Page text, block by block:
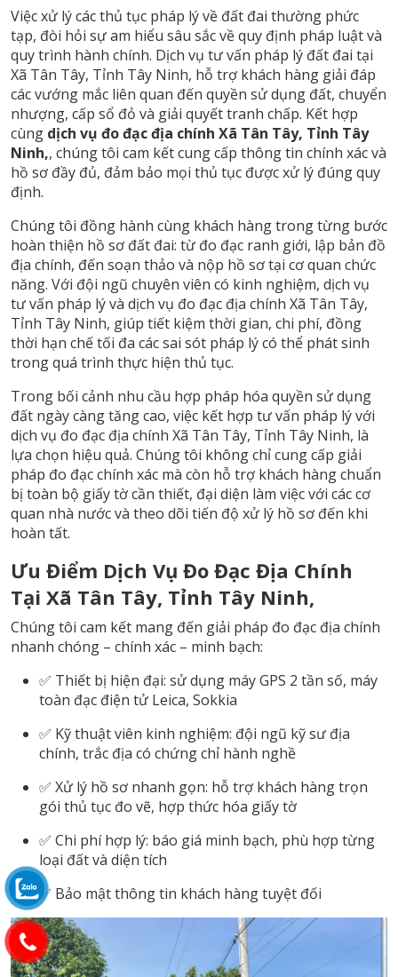
Việc xử lý các thủ tục pháp lý về đất đai thường phức
tạp, đòi hỏi sự am hiểu sâu sắc về quy định pháp luật và
quy trình hành chính. Dịch vụ tư vấn pháp lý đất đai tại
Xã Tân Tây, Tỉnh Tây Ninh, hỗ trợ khách hàng giải đáp
các vướng mắc liên quan đến quyền sử dụng đất, chuyển
nhượng, cấp sổ đỏ và giải quyết tranh chấp. Kết hợp
cùng dịch vụ đo đạc địa chính Xã Tân Tây, Tỉnh Tây
Ninh,, chúng tôi cam kết cung cấp thông tin chính xác và
hồ sơ đầy đủ, đảm bảo mọi thủ tục được xử lý đúng quy
định.
Chúng tôi đồng hành cùng khách hàng trong từng bước
hoàn thiện hồ sơ đất đai: từ đo đạc ranh giới, lập bản đồ
địa chính, đến soạn thảo và nộp hồ sơ tại cơ quan chức
năng. Với đội ngũ chuyên viên có kinh nghiệm, dịch vụ
tư vấn pháp lý và dịch vụ đo đạc địa chính Xã Tân Tây,
Tỉnh Tây Ninh, giúp tiết kiệm thời gian, chi phí, đồng
thời hạn chế tối đa các sai sót pháp lý có thể phát sinh
trong quá trình thực hiện thủ tục.
Trong bối cảnh nhu cầu hợp pháp hóa quyền sử dụng
đất ngày càng tăng cao, việc kết hợp tư vấn pháp lý với
dịch vụ đo đạc địa chính Xã Tân Tây, Tỉnh Tây Ninh, là
lựa chọn hiệu quả. Chúng tôi không chỉ cung cấp giải
pháp đo đạc chính xác mà còn hỗ trợ khách hàng chuẩn
bị toàn bộ giấy tờ cần thiết, đại diện làm việc với các cơ
quan nhà nước và theo dõi tiến độ xử lý hồ sơ đến khi
hoàn tất.
Ưu Điểm Dịch Vụ Đo Đạc Địa Chính
Tại Xã Tân Tây, Tỉnh Tây Ninh,
Chúng tôi cam kết mang đến giải pháp đo đạc địa chính
nhanh chóng – chính xác – minh bạch:
✅ Thiết bị hiện đại: sử dụng máy GPS 2 tần số, máy
toàn đạc điện tử Leica, Sokkia
✅ Kỹ thuật viên kinh nghiệm: đội ngũ kỹ sư địa
chính, trắc địa có chứng chỉ hành nghề
✅ Xử lý hồ sơ nhanh gọn: hỗ trợ khách hàng trọn
gói thủ tục đo vẽ, hợp thức hóa giấy tờ
✅ Chi phí hợp lý: báo giá minh bạch, phù hợp từng
loại đất và diện tích
✅ Bảo mật thông tin khách hàng tuyệt đối